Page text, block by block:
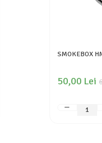
SMOKEBOX
50,00 Lei